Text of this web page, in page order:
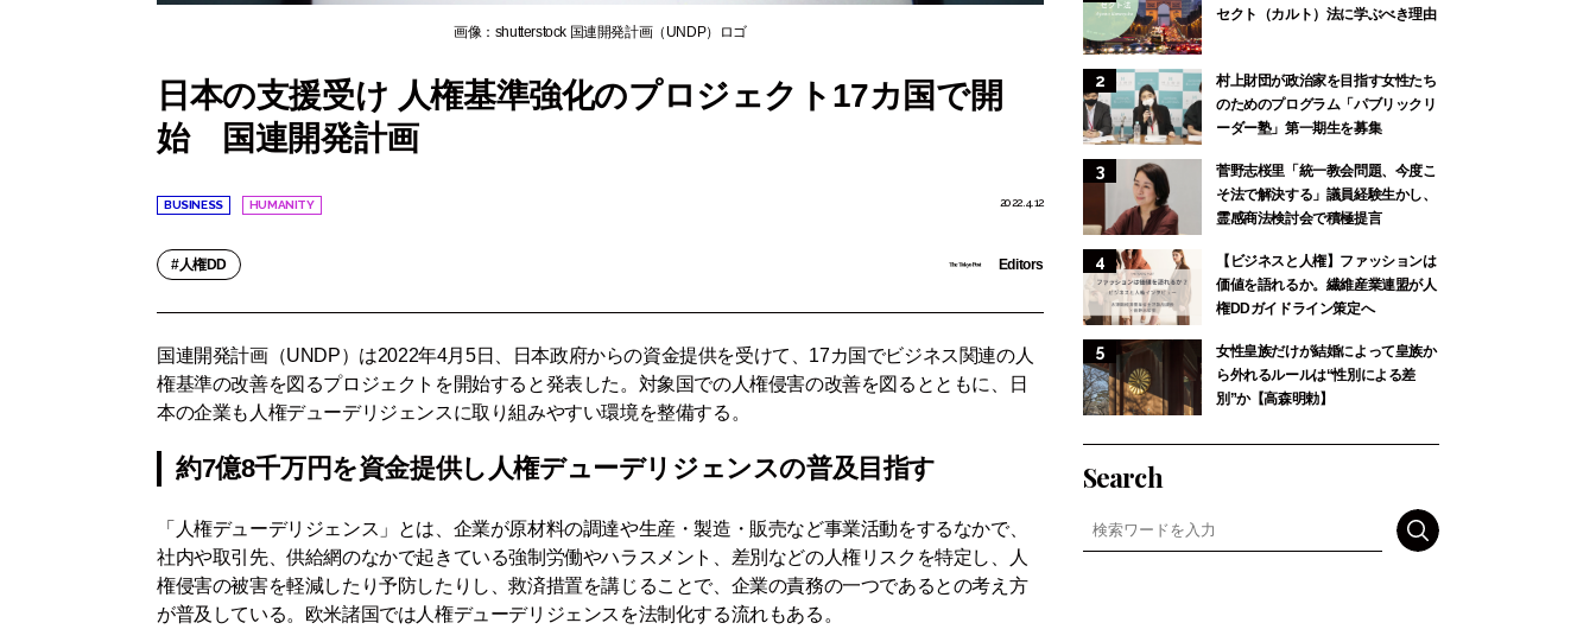
画像：shutterstock 国連開発計画（UNDP）ロゴ
日本の支援受け 人権基準強化のプロジェクト17カ国で開
始 国連開発計画
BUSINESS HUMANITY 2022.4.12
人権DD Editors
国連開発計画（UNDP）は2022年4月5日、日本政府からの資金提供を受けて、17カ国でビジネス関連の人
権基準の改善を図るプロジェクトを開始すると発表した。対象国での人権侵害の改善を図るとともに、日
本の企業も人権デューデリジェンスに取り組みやすい環境を整備する。
約7億8千万円を資金提供し人権デューデリジェンスの普及目指す
「人権デューデリジェンス」とは、企業が原材料の調達や生産・製造・販売など事業活動をするなかで、
社内や取引先、供給網のなかで起きている強制労働やハラスメント、差別などの人権リスクを特定し、人
権侵害の被害を軽減したり予防したりし、救済措置を講じることで、企業の責務の一つであるとの考え方
が普及している。欧米諸国では人権デューデリジェンスを法制化する流れもある。
セクト（カルト）法に学ぶべき理由
村上財団が政治家を目指す女性たち
のためのプログラム「パブリックリ
ーダー塾」第一期生を募集
菅野志桜里「統一教会問題、今度こ
そ法で解決する」議員経験生かし、
霊感商法検討会で積極提言
【ビジネスと人権】ファッションは
価値を語れるか。繊維産業連盟が人
権DDガイドライン策定へ
女性皇族だけが結婚によって皇族か
ら外れるルールは“性別による差
別”か【高森明勅】
Search